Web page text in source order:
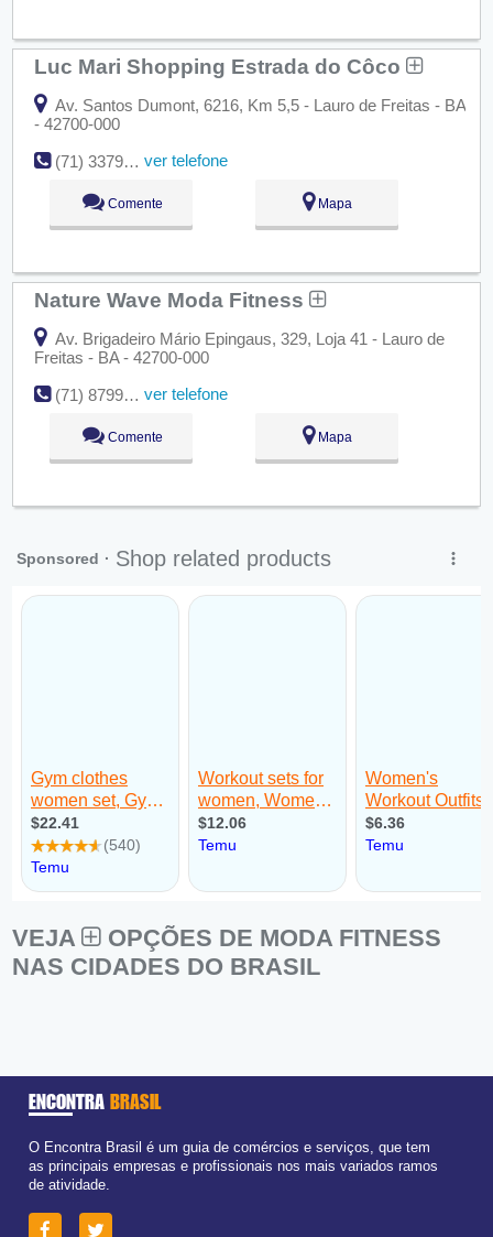
Luc Mari Shopping Estrada do Côco
Av. Santos Dumont, 6216, Km 5,5 - Lauro de Freitas - BA
- 42700-000
(71) 3379-9431
ver telefone
Comente Mapa
Nature Wave Moda Fitness
Av. Brigadeiro Mário Epingaus, 329, Loja 41 - Lauro de
Freitas - BA - 42700-000
(71) 8799-6507
ver telefone
Comente Mapa
VEJA
OPÇÕES DE MODA FITNESS
NAS CIDADES DO BRASIL
ENCONTRA BRASIL
O Encontra Brasil é um guia de comércios e serviços, que tem
as principais empresas e profissionais nos mais variados ramos
de atividade.